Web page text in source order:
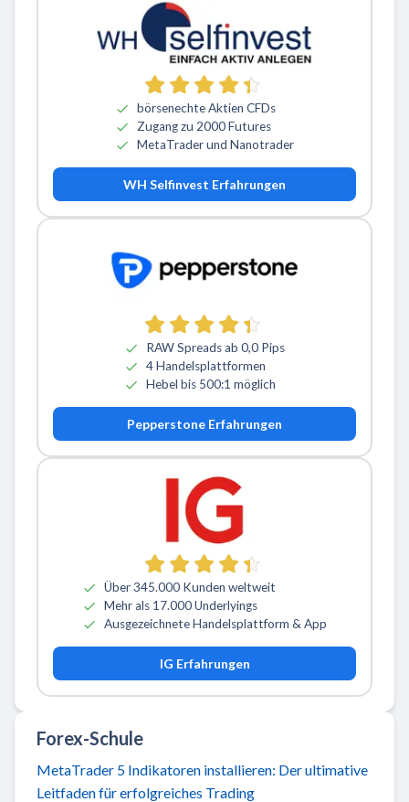
börsenechte Aktien CFDs
Zugang zu 2000 Futures
MetaTrader und Nanotrader
WH Selfinvest Erfahrungen
RAW Spreads ab 0,0 Pips
4 Handelsplattformen
Hebel bis 500:1 möglich
Pepperstone Erfahrungen
Über 345.000 Kunden weltweit
Mehr als 17.000 Underlyings
Ausgezeichnete Handelsplattform & App
IG Erfahrungen
Forex-Schule
MetaTrader 5 Indikatoren installieren: Der ultimative
Leitfaden für erfolgreiches Trading